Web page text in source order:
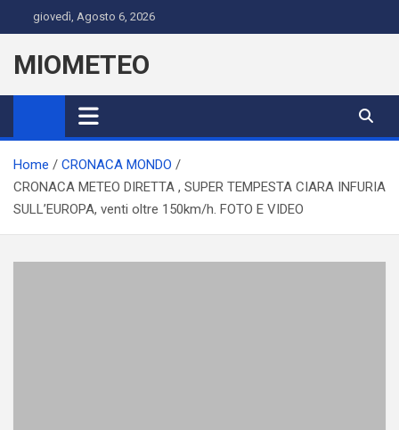
to
content
giovedì, Agosto 6, 2026
MIOMETEO
Home
CRONACA MONDO
CRONACA METEO DIRETTA , SUPER TEMPESTA CIARA INFURIA
SULL’EUROPA, venti oltre 150km/h. FOTO E VIDEO